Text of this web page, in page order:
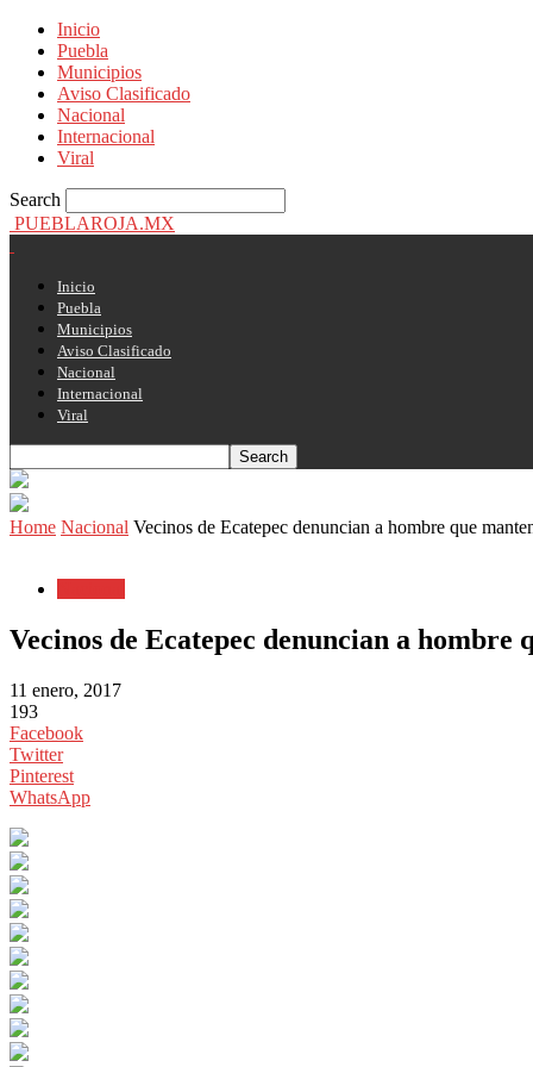
Inicio
Puebla
Municipios
Aviso Clasificado
Nacional
Internacional
Viral
Search
PUEBLAROJA.MX
Inicio
Puebla
Municipios
Aviso Clasificado
Nacional
Internacional
Viral
Home Nacional Vecinos de Ecatepec denuncian a hombre que
Vecinos de Ecatepec denuncian a hombre
11 enero, 2017
193
Facebook
Twitter
Pinterest
WhatsApp